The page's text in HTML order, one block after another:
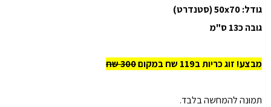
גודל: 50x70 (סטנדרט)
גובה כ13 ס"מ
מבצע! זוג כריות ב119 שח במקום 300 שח
תמונה להמחשה בלבד.